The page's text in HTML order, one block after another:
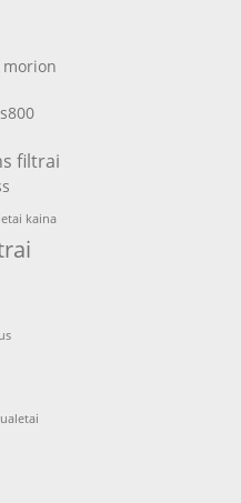
filtrai
kaina